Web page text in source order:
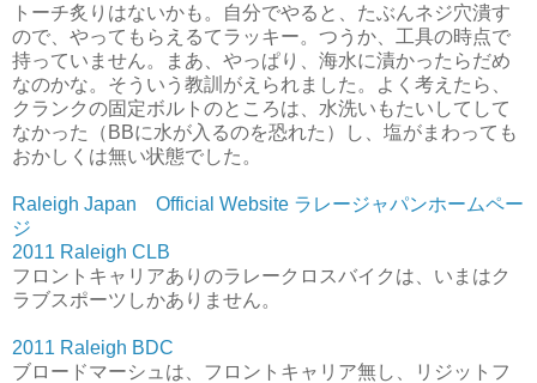
トーチ炙りはないかも。自分でやると、たぶんネジ穴潰す
ので、やってもらえるてラッキー。つうか、工具の時点で
持っていません。まあ、やっぱり、海水に漬かったらだめ
なのかな。そういう教訓がえられました。よく考えたら、
クランクの固定ボルトのところは、水洗いもたいしてして
なかった（BBに水が入るのを恐れた）し、塩がまわっても
おかしくは無い状態でした。
Raleigh Japan Official Website ラレージャパンホームペー
ジ
2011 Raleigh CLB
フロントキャリアありのラレークロスバイクは、いまはク
ラブスポーツしかありません。
2011 Raleigh BDC
ブロードマーシュは、フロントキャリア無し、リジットフ